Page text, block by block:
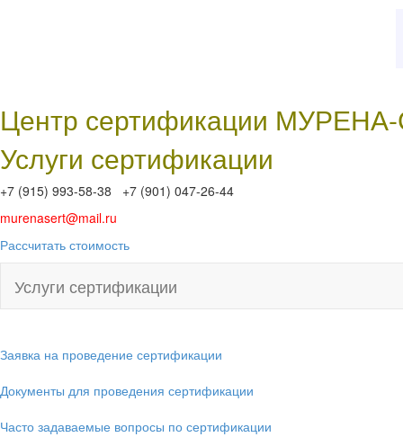
Центр сертификации
Услуги сертификации
+7 (915) 993-58-38 +7 (901) 047-26-44
murenasert@mail.ru
Рассчитать стоимость
Услуги сертификации
Заявка на проведение сертификации
Документы для проведения сертификации
Часто задаваемые вопросы по сертификации